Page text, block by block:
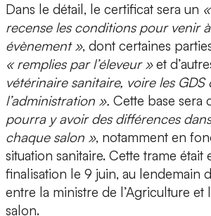
Dans le détail, le certificat sera un
recense les conditions pour venir
évènement », dont certaines
« remplies par l’éleveur »et
vétérinaire sanitaire, voire les GDS
l’administration ». Cette base sera
pourra y avoir des différences
chaque salon », notamment en
situation sanitaire. Cette trame était
finalisation le 9 juin, au lendemain
entre la ministre de l’Agriculture et
salon.